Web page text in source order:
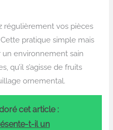
régulièrement vos pièces
pratique simple mais
environnement sain
qu’il s’agisse de fruits
ornemental.
cet article :
t-il un